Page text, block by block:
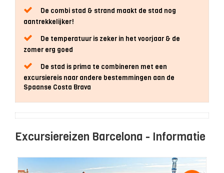
De combi stad & strand maakt de stad nog
aantrekkelijker!
De temperatuur is zeker in het voorjaar & de
zomer erg goed
De stad is prima te combineren met een
excursiereis naar andere bestemmingen aan de
Spaanse Costa Brava
Excursiereizen Barcelona - Informatie